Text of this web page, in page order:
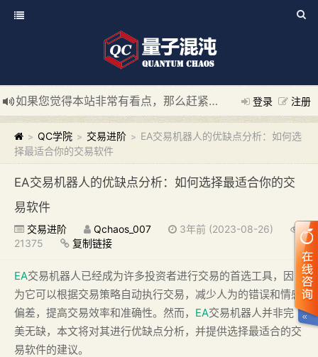
登录 注册
如果您觉得本站非常有看点，那么赶紧使用Ctrl+D 收藏我们吧
新添加量子混沌系统板块，欢迎大家访问！
---“量子混沌系
> QC学院 > 交易进阶 > EA交易机器人的优缺点分析：如何选
择最适合你的交易软件
EA交易机器人的优缺点分析：如何选择最适合你的交
易软件
交易进阶 Qchaos_007
3年前 (2023-08-26)
21375
复制链接
EA交易机器人已经成为许多投资者进行交易的首选工具，因
为它可以根据交易策略自动执行交易，减少人为的错误和情感
偏差，提高交易效率和准确性。然而， EA交易机器人并非完
美无缺，本文将对其进行优缺点分析，并提供选择最适合的交
易软件的建议。